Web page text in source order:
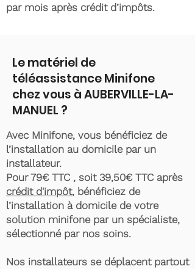
par mois après crédit d’impôts.
Le matériel de
téléassistance Minifone
chez vous à AUBERVILLE-LA-
MANUEL ?
Avec Minifone, vous bénéficiez de
l’installation au domicile par un
installateur.
Pour 79€ TTC , soit 39,50€ TTC après
crédit d'impôt, bénéficiez de
l’installation à domicile de votre
solution minifone par un spécialiste,
sélectionné par nos soins.
Nos installateurs se déplacent partout